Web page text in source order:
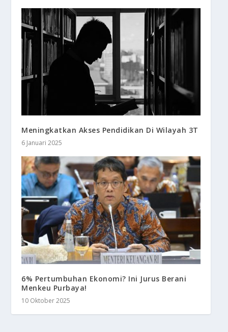
Meningkatkan Akses Pendidikan Di Wilayah 3T
6 Januari 2025
6% Pertumbuhan Ekonomi? Ini Jurus Berani
Menkeu Purbaya!
10 Oktober 2025